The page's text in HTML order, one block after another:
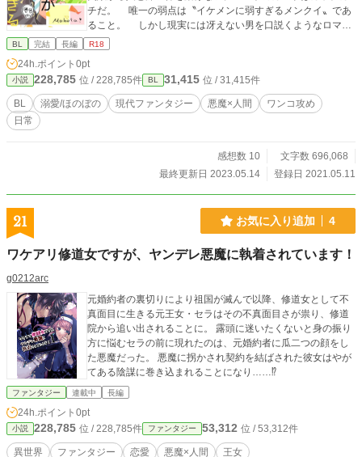
チだ。 唯一の弱点は〝イケメンに弱すぎるメンクイ〟であ
ること。 しかし現実には冴えない男を口説くようなロマン
ス系イケメンなど現れるはずもなく、九蔵は毎日乙女ゲーム
を送っていた。 そんなある日。 九蔵の部屋を朝っぱらか
ら破壊した常識知らずのぶっとび悪魔・ニューイがやってき
て── 『ぜ、前世からずっと好きでした！ 結婚を前提に、
私に魂をくださいッ！』 「お引き取りください」 ──この
タ同居ラブコメディな、日常系ＢＬ開幕。 ▼個々残九蔵（2
4） 趣味・乙女ゲーなメンクイフリーター。だいたいなん
ため、人付き合いがとても下手くそ。 ▼ニューイ（？） 超
絶一途でゲロ甘溺愛属性なポカポカ系悪魔。 人間擬態モー
っている。 九蔵に叱られると泣く。九蔵が好きすぎてしば
BL 完結 長編 R18
24h.ポイント 0pt
小説 228,785 位 / 228,785件 BL 31,415 位 / 31,415件
BL 溺愛/ほのぼの 現代ファンタジー 悪魔×人間
ワンコ攻め
日常
感想数 10
文字数 696,068
最終更新日 2023.05.14
登録日 2021.05.11
21 お気に入り追加 4
ワケアリ修道女ですが、ヤンデレ悪魔に執着されています！
g0212arc
元婚約者の裏切りにより祖国が滅んで以降、修道女として不
真面目に生きる元王女・セラはその不真面目さが祟り、修道
院から追い出されることに。 露頭に迷いたくないと身の振り
方に悩むセラの前に現れたのは、元婚約者に瓜二つの顔をし
た悪魔だった。 悪魔に拐かされ契約を結ばされた彼女はやが
てある陰謀に巻き込まれることになり……⁉
ファンタジー 連載中 長編
24h.ポイント 0pt
小説 228,785 位 / 228,785件 ファンタジー 53,312 位 / 53,312件
異世界 ファンタジー 恋愛 悪魔×人間 王女